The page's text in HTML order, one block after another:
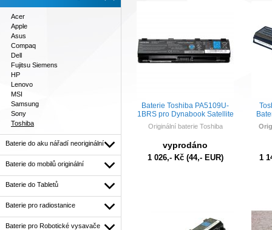
Acer
Apple
Asus
Compaq
Dell
Fujitsu Siemens
HP
Lenovo
MSI
Samsung
Sony
Toshiba
Baterie do aku nářadí neoriginální
Baterie do mobilů originální
Baterie do Tabletů
Baterie pro radiostanice
Baterie pro Robotické vysavače
Baterie Toshiba PA5109U-
1BRS pro Dynabook Satellite
T752, Satellite L850 10,8V
48Wh Li-Ion – originální
Originální baterie Toshiba
Baterie Toshiba PA5109U-1BRS
, Satellite L850 10,8V 48Wh
vyprodáno
1 026,- Kč (44,- EUR) 1